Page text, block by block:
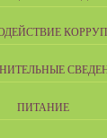
ПИТАНИЕ